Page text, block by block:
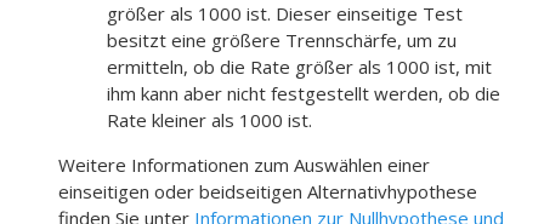
größer als 1000 ist. Dieser einseitige Test
besitzt eine größere Trennschärfe, um zu
ermitteln, ob die Rate größer als 1000 ist, mit
ihm kann aber nicht festgestellt werden, ob die
Rate kleiner als 1000 ist.
Weitere Informationen zum Auswählen einer
einseitigen oder beidseitigen Alternativhypothese
finden Sie unter Informationen zur Nullhypothese und